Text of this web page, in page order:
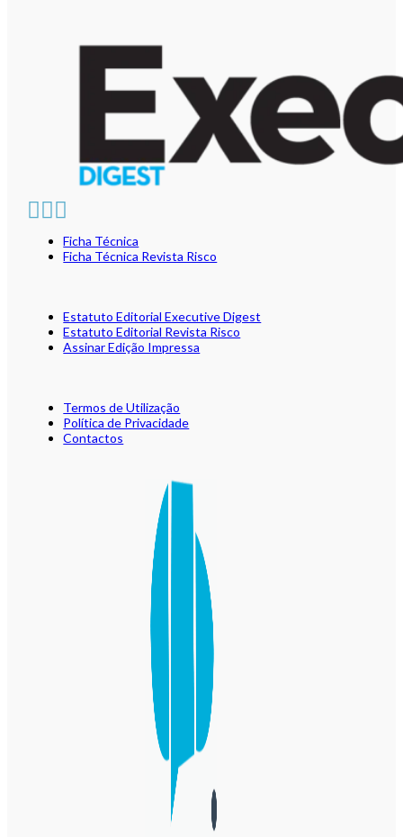
Ficha Técnica
Ficha Técnica Revista Risco
Estatuto Editorial Executive Digest
Estatuto Editorial Revista Risco
Assinar Edição Impressa
Termos de Utilização
Política de Privacidade
Contactos